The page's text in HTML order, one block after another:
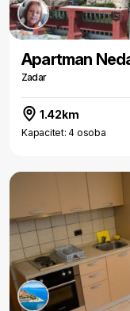
Apartman
Zadar
1.42km
Kapacitet: 4 osoba